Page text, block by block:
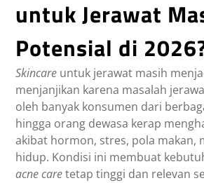
untuk Jerawat
Potensial di
Skincare untuk jerawat masih
menjanjikan karena masalah
oleh banyak konsumen dari
hingga orang dewasa kerap
akibat hormon, stres, pola makan,
hidup. Kondisi ini membuat
acne caretetap tinggi dan relevan